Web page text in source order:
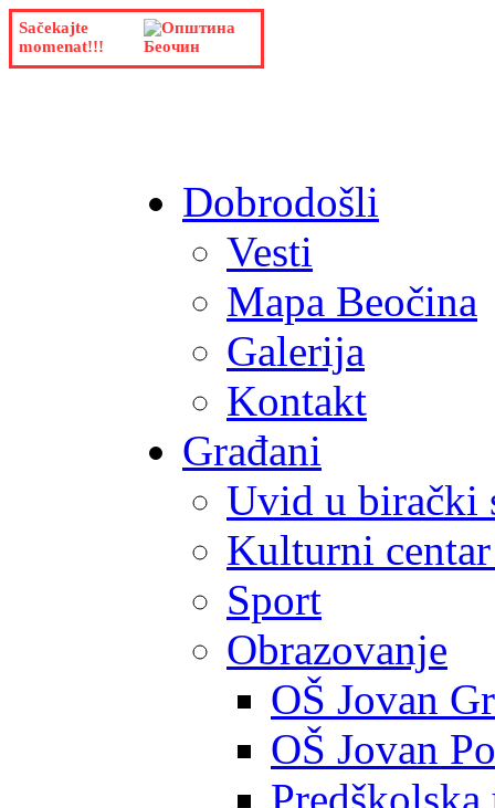
Sačekajte
momenat!!!
Dobrodošli
Vesti
Mapa Beočina
Galerija
Kontakt
Građani
Uvid u birački
Kulturni
Sport
Obrazovanje
OŠ Jovan
OŠ Jovan